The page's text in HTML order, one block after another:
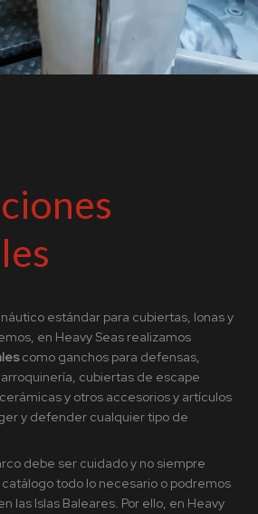
estándar para cubiertas, lonas y
en Heavy Seas realizamos
como ganchos para defensas,
cubiertas de escape
y otros accesorios y artículos
y defender cualquier tipo de
debe ser cuidado y no siempre
todo lo necesario o podremos
las Islas Baleares. Por ello, en Heavy